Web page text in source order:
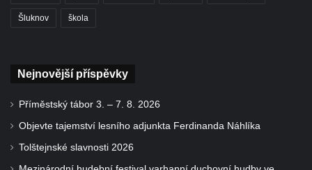
Šluknov škola
Nejnovější příspěvky
Příměstský tábor 3. – 7. 8. 2026
Objevte tajemství lesního adjunkta Ferdinanda Náhlíka
Tolštejnské slavnosti 2026